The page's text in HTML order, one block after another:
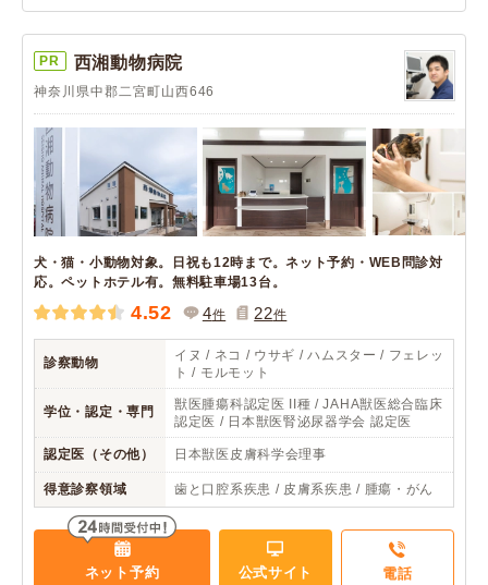
PR 西湘動物病院
神奈川県中郡二宮町山西646
犬・猫・小動物対象。日祝も12時まで。ネット予約・WEB問診対
応。ペットホテル有。無料駐車場13台。
4.52 4件 22件
診察動物
イヌ / ネコ / ウサギ / ハムスター / フェレッ
ト / モルモット
学位・認定・専門
獣医腫瘍科認定医 II種 / JAHA獣医総合臨床
認定医 / 日本獣医腎泌尿器学会 認定医
認定医（その他） 日本獣医皮膚科学会理事
得意診察領域 歯と口腔系疾患 / 皮膚系疾患 / 腫瘍・がん
ネット予約 公式サイト 電話